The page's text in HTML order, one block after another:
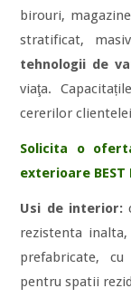
birouri,
stratificat,
tehnologii de
viaţa.
cererilor
Solicita o
exterioare BEST
Usi de interior:
rezistenta
prefabricate,
pentru spatii